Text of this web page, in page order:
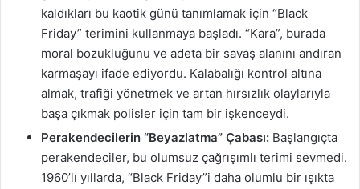
kaldıkları bu kaotik günü tanımlamak için “Black
Friday” terimini kullanmaya başladı. “Kara”, burada
moral bozukluğunu ve adeta bir savaş alanını andıran
karmaşayı ifade ediyordu. Kalabalığı kontrol altına
almak, trafiği yönetmek ve artan hırsızlık olaylarıyla
başa çıkmak polisler için tam bir işkenceydi.
Perakendecilerin “Beyazlatma” Çabası: Başlangıçta
perakendeciler, bu olumsuz çağrışımlı terimi sevmedi.
1960’lı yıllarda, “Black Friday”i daha olumlu bir ışıkta